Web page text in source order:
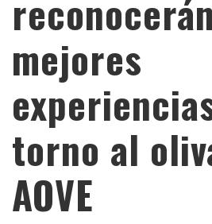
mejores
torno al
AOVE